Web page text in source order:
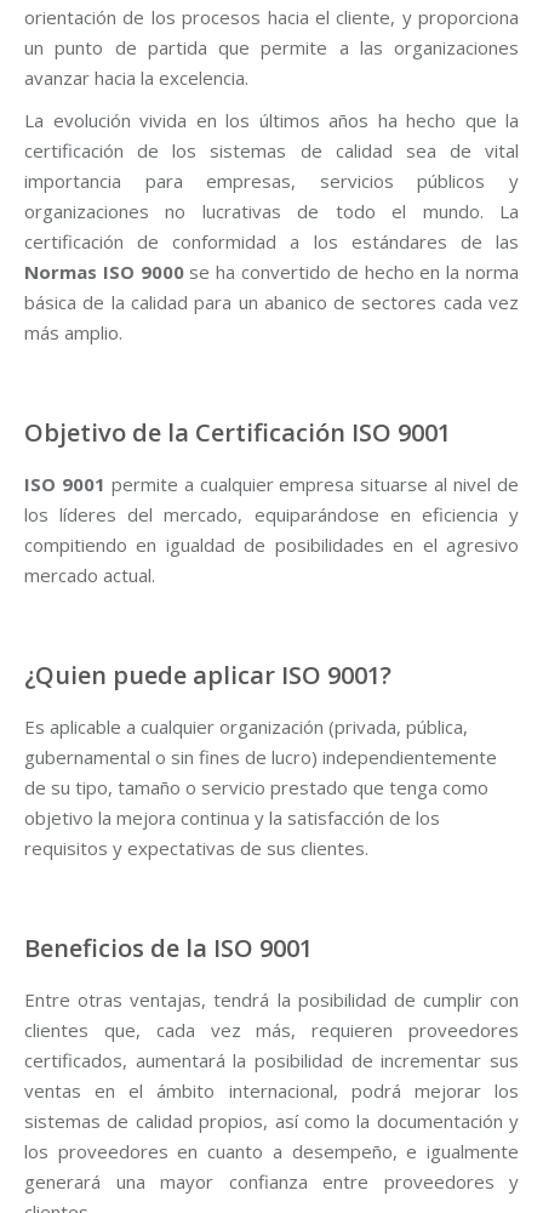
orientación de los procesos hacia el cliente, y proporciona
un punto de partida que permite a las organizaciones
avanzar hacia la excelencia.
La evolución vivida en los últimos años ha hecho que la
certificación de los sistemas de calidad sea de vital
importancia para empresas, servicios públicos y
organizaciones no lucrativas de todo el mundo. La
certificación de conformidad a los estándares de las
Normas ISO 9000se ha convertido de hecho en la norma
básica de la calidad para un abanico de sectores cada vez
más amplio.
Objetivo de la Certificación ISO 9001
ISO 9001 permite a cualquier empresa situarse al nivel de
los líderes del mercado, equiparándose en eficiencia y
compitiendo en igualdad de posibilidades en el agresivo
mercado actual.
¿Quien puede aplicar ISO 9001?
Es aplicable a cualquier organización (privada, pública,
gubernamental o sin fines de lucro) independientemente
de su tipo, tamaño o servicio prestado que tenga como
objetivo la mejora continua y la satisfacción de los
requisitos y expectativas de sus clientes.
Beneficios de la ISO 9001
Entre otras ventajas, tendrá la posibilidad de cumplir con
clientes que, cada vez más, requieren proveedores
certificados, aumentará la posibilidad de incrementar sus
ventas en el ámbito internacional, podrá mejorar los
sistemas de calidad propios, así como la documentación y
los proveedores en cuanto a desempeño, e igualmente
generará una mayor confianza entre proveedores y